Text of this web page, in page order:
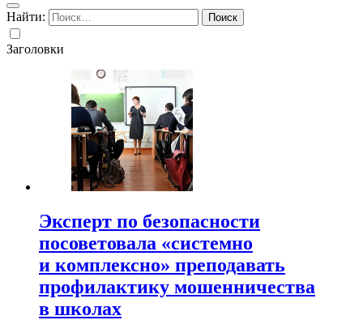
Найти:
Заголовки
Эксперт по безопасности
посоветовала «системно
и комплексно» преподавать
профилактику мошенничества
в школах